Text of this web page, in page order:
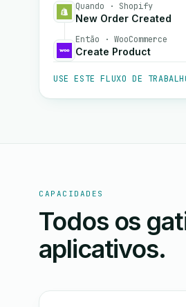
Quando · Shopify
New Order Created
Então · WooCommerce
Create Product
USE ESTE FLUXO DE
CAPACIDADES
Todos os
aplicativos.